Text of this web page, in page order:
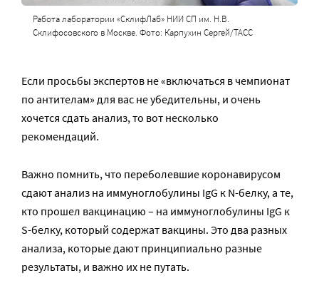
Работа лаборатории «СклифЛаб» НИИ СП им. Н.В.
Склифосовского в Москве. Фото: Карпухин Сергей/ТАСС
Если просьбы экспертов не «включаться в чемпионат
по антителам» для вас не убедительны, и очень
хочется сдать анализ, то вот несколько
рекомендаций.
Важно помнить, что переболевшие коронавирусом
сдают анализ на иммуноглобулины IgG к N-белку, а те,
кто прошел вакцинацию – на иммуноглобулины IgG к
S-белку, который содержат вакцины. Это два разных
анализа, которые дают принципиально разные
результаты, и важно их не путать.